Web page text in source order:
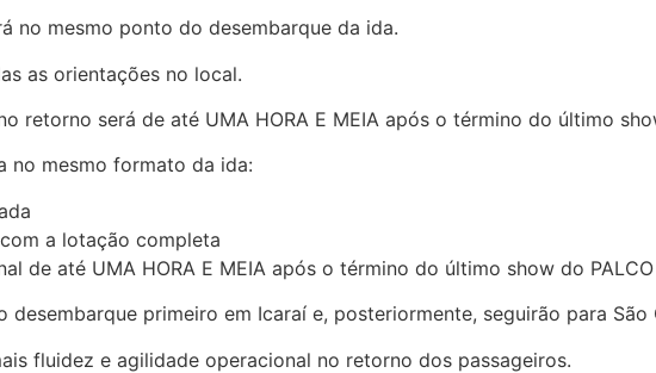
no mesmo ponto do desembarque da ida.
as orientações no local.
retorno será de até UMA HORA E MEIA após o término do último
no mesmo formato da ida:
a lotação completa
de até UMA HORA E MEIA após o término do último show do
desembarque primeiro em Icaraí e, posteriormente, seguirão para São
fluidez e agilidade operacional no retorno dos passageiros.